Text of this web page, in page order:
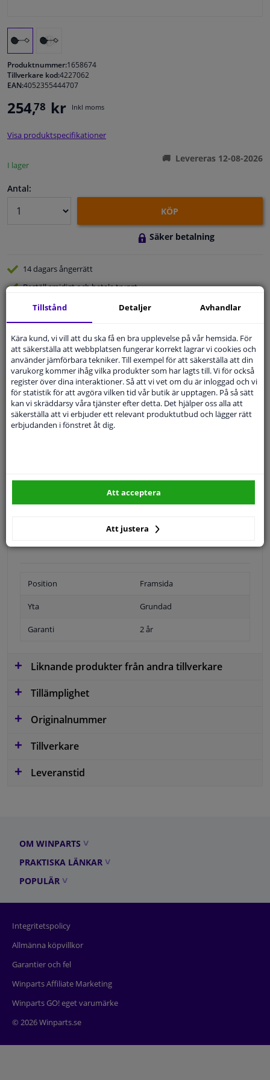
Fönster & Tillbehör
Bilvård & Tillbehör
Sensorer & Elsystem
Produktnummer:1658674
Tillverkare kod:4227062
EAN:4052355444707
254,78 kr Inkl moms
Visa produktspecifikationer
I lager
Levereras 12-08-2026
Antal:
KÖP
Säker betalning
14 dagarsångerrätt
Beställsmidigt och betala tryggt
Leverans inom 4 dagar
ExpertKundservice
Kundservice:Inte Tillgänglig Via Telefon
Ställ din fråga hos våra produktspecialister.
Frågor Och Svar
Position Framsida
Yta Grundad
Garanti 2 år
Liknande produkter från andra tillverkare
Tillämplighet
Originalnummer
Tillverkare
Leveranstid
OM WINPARTS
PRAKTISKA LÄNKAR
POPULÄR
Integritetspolicy
Allmänna köpvillkor
Garantier och fel
Winparts Affiliate Marketing
Winparts GO! eget varumärke
© 2026 Winparts.se
Tillstånd Detaljer Avhandlar
Kära kund, vi vill att du ska få en bra upplevelse på vår hemsida. För
att säkerställa att webbplatsen fungerar korrekt lagrar vi cookies och
använder jämförbara tekniker. Till exempel för att säkerställa att din
varukorg kommer ihåg vilka produkter som har lagts till. Vi för också
register över dina interaktioner. Så att vi vet om du är inloggad och vi
för statistik för att avgöra vilken tid vår butik är upptagen. På så sätt
kan vi skräddarsy våra tjänster efter detta. Det hjälper oss alla att
säkerställa att vi erbjuder ett relevant produktutbud och lägger rätt
erbjudanden i fönstret åt dig.
Att justera
Att acceptera